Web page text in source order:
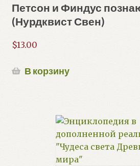
Петсон и Финдус
(Нурдквист Свен)
$13.00
В корзину